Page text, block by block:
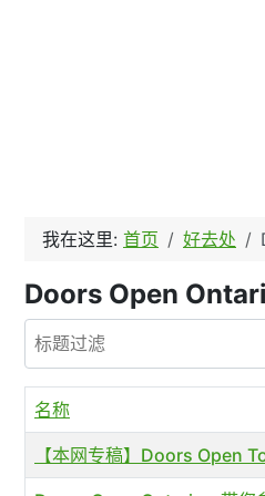
我在这里: 首页 好去处
Doors Open
标题过滤
名称
【本网专稿】Doors Open